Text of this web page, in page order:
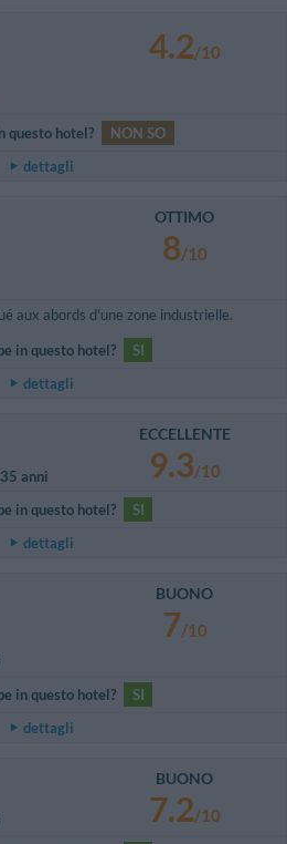
4.2/10
questo hotel?
NON SO
dettagli
OTTIMO
8/10
aux abords d'une zone industrielle.
in questo hotel?
SI
dettagli
anni
ECCELLENTE
9.3/10
in questo hotel?
SI
dettagli
BUONO
7/10
in questo hotel?
SI
dettagli
BUONO
7.2/10